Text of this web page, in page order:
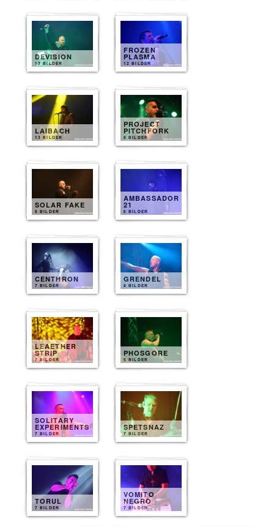
DEVISION
13 BILDER
FROZEN
PLASMA
12 BILDER
LAIBACH
13 BILDER
PROJECT
PITCHFORK
8 BILDER
SOLAR FAKE
8 BILDER
AMBASSADOR
21
6 BILDER
CENTHRON
7 BILDER
GRENDEL
8 BILDER
LEAETHER
STRIP
7 BILDER
PHOSGORE
5 BILDER
SOLITARY
EXPERIMENTS
7 BILDER
SPETSNAZ
7 BILDER
TORUL
7 BILDER
VOMITO
NEGRO
7 BILDER